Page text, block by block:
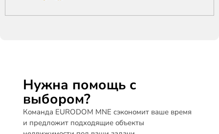
Нужна помощь с
выбором?
Команда EURODOM MNE сэкономит ваше время
и предложит подходящие объекты